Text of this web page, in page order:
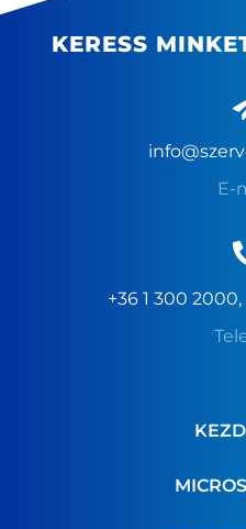
KERESS
E-
+36 1 300